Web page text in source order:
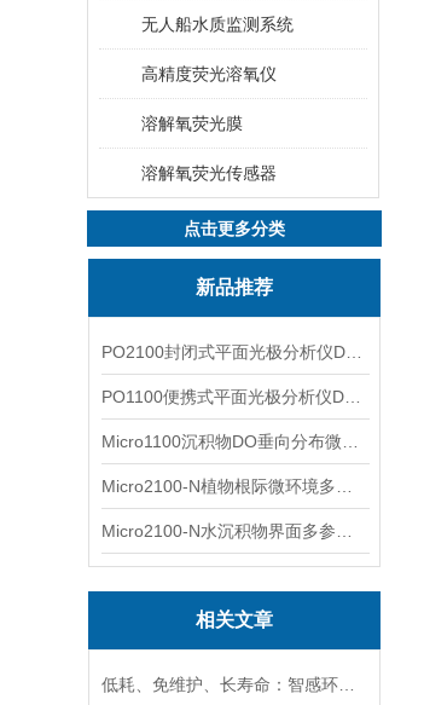
无人船水质监测系统
高精度荧光溶氧仪
溶解氧荧光膜
溶解氧荧光传感器
点击更多分类
新品推荐
相关文章